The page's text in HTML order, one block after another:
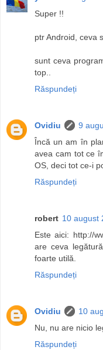
Super !!
ptr Android, ceva
sunt ceva
top..
Răspundeți
Ovidiu
9
Încă un am în
avea cam tot ce
OS, deci tot ce-i
Răspundeți
robert 10 august
Este aici: http://
are ceva
foarte utilă.
Răspundeți
Ovidiu
10
Nu, nu are nicio
Răspundeți